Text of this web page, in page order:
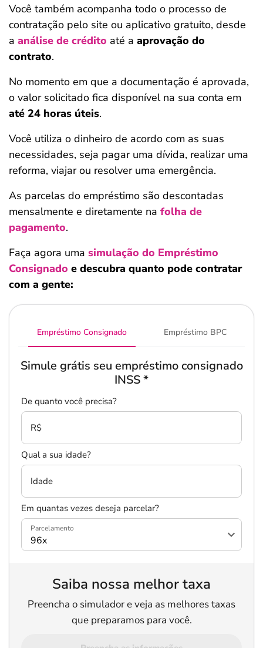
Você também acompanha todo o processo de
contratação pelo site ou aplicativo gratuito, desde
a análise de crédito até a aprovação do
contrato.
No momento em que a documentação é aprovada,
o valor solicitado fica disponível na sua conta em
até 24 horas úteis.
Você utiliza o dinheiro de acordo com as suas
necessidades, seja pagar uma dívida, realizar uma
reforma, viajar ou resolver uma emergência.
As parcelas do empréstimo são descontadas
mensalmente e diretamente na folha de
pagamento.
Faça agora uma simulação do Empréstimo
Consignado e descubra quanto pode contratar
com a gente:
Empréstimo Consignado Empréstimo BPC
Simule grátis seu empréstimo consignado
INSS*
De quanto você precisa?
R$
Qual a sua idade?
Idade
Em quantas vezes deseja parcelar?
Parcelamento
Saiba nossa melhor taxa
Preencha o simulador e veja as melhores taxas
que preparamos para você.